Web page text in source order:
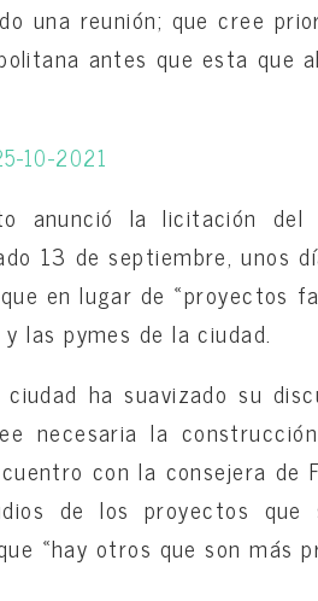
una reunión; que cree
antes que esta que
10-2021
anunció la licitación del
13 de septiembre, unos
en lugar de «proyectos
las pymes de la ciudad.
ha suavizado su
necesaria la
con la consejera de
de los proyectos que
«hay otros que son más